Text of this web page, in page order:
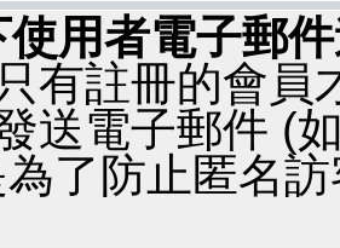
使用者電子郵
有註冊的會員
送電子郵件 (
了防止匿名